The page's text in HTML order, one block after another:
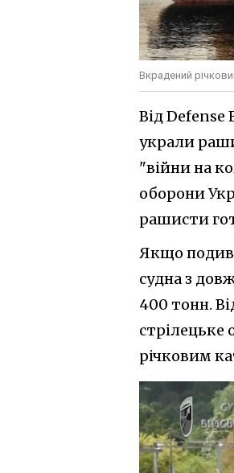
Вкрадений
Від Defense
украли
"війни на
оборони
рашисти
Якщо
судна з
400 тонн.
стрілецьке
річковим